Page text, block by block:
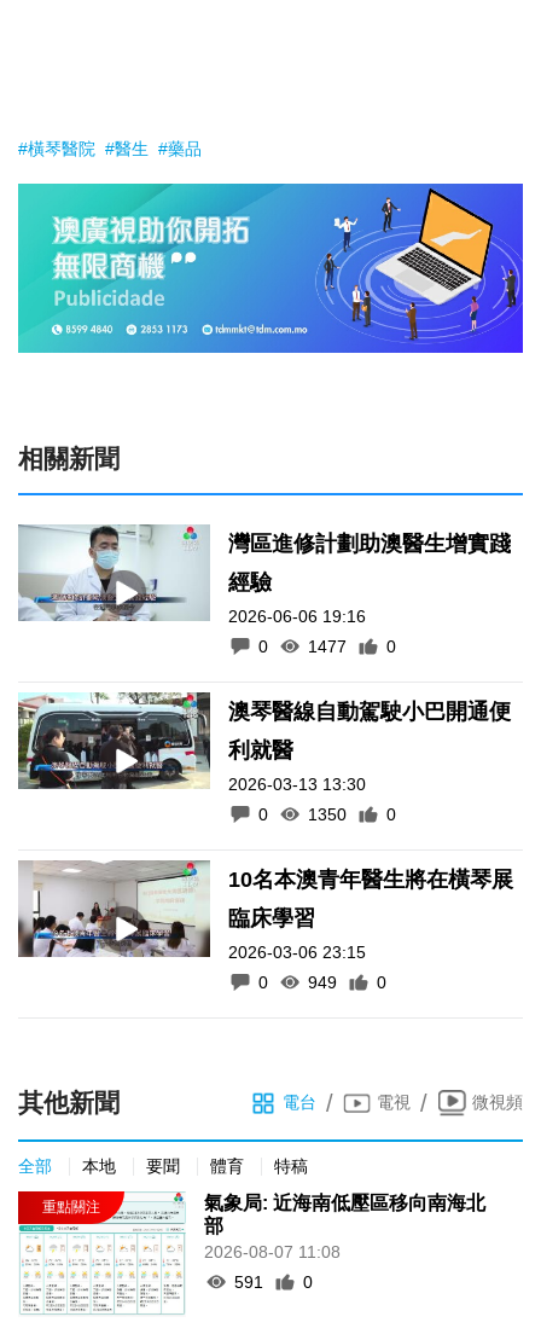
#橫琴醫院 #醫生 #藥品
相關新聞
灣區進修計劃助澳醫生增實踐
經驗
2026-06-06 19:16
0
1477 0
澳琴醫線自動駕駛小巴開通便
利就醫
2026-03-13 13:30
0
1350 0
10名本澳青年醫生將在橫琴展
臨床學習
2026-03-06 23:15
0
949 0
其他新聞 電台 / 電視 / 微視頻
全部 本地 要聞 體育 特稿
氣象局: 近海南低壓區移向南海北
部
2026-08-07 11:08
591
0